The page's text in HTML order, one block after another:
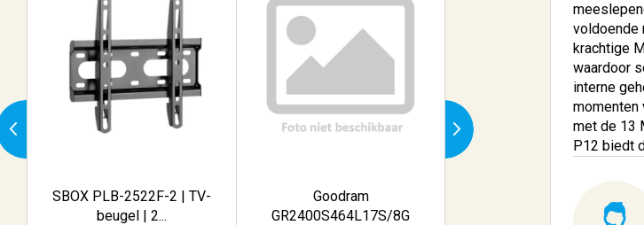
SBOX PLB-2522F-2 | TV-
beugel | 2...
Goodram
GR2400S464L17S/8G
voldoende
krachtige
waardoor
interne
momenten
met de 13
P12 biedt